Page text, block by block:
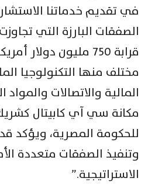
في تقديم خدماتنا
الصفقات البارزة التي
قرابة 750 مليون
مختلف منها التكنولوجيا
المالية والاتصالات والمواد
مكانة سي آي كابيتال
للحكومة المصرية، ويؤكد
وتنفيذ الصفقات متعددة
الاستراتيجية.”